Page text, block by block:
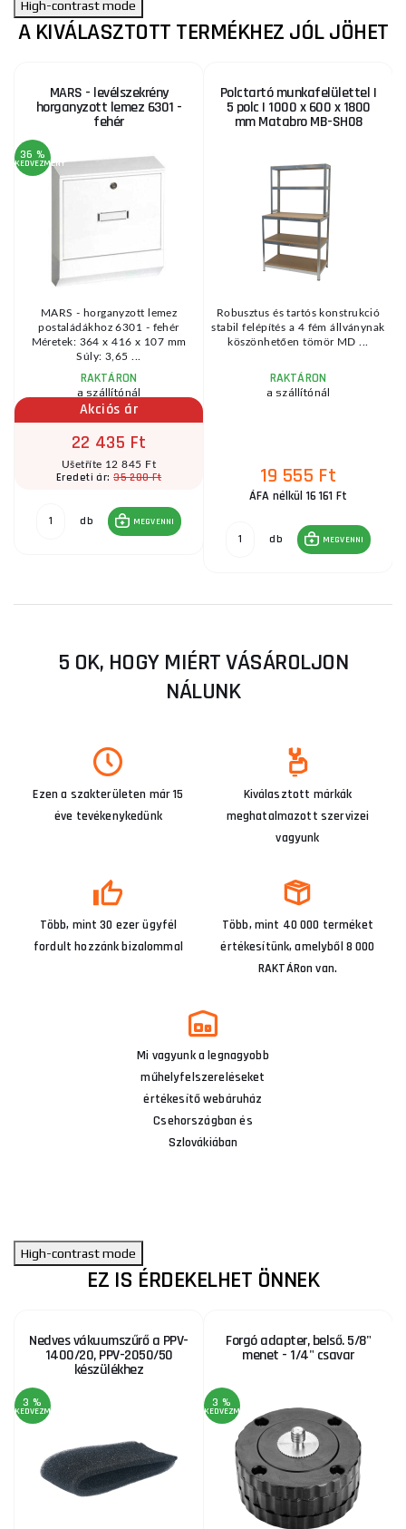
High-contrast mode
A KIVÁLASZTOTT TERMÉKHEZ JÓL JÖHET
MARS - levélszekrény
horganyzott lemez 6301 -
fehér
36 %
KEDVEZMÉNY
MARS - horganyzott lemez
postaládákhoz 6301 - fehér
Méretek: 364 x 416 x 107 mm
Súly: 3,65 ...
RAKTÁRON
a szállítónál
Akciós ár
22 435 Ft
Ušetříte 12 845 Ft
Eredeti ár:35 280 Ft
db MEGVENNI
Polctartó munkafelülettel |
5 polc | 1000 x 600 x 1800
mm Matabro MB-SH08
Robusztus és tartós konstrukció
stabil felépítés a 4 fém állványnak
köszönhetően tömör MD ...
RAKTÁRON
a szállítónál
19 555 Ft
ÁFA nélkül 16 161 Ft
db MEGVENNI
5 OK, HOGY MIÉRT VÁSÁROLJON
NÁLUNK
Ezen a szakterületen már 15
éve tevékenykedünk
Kiválasztott márkák
meghatalmazott szervizei
vagyunk
Több, mint 30 ezer ügyfél
fordult hozzánk bizalommal
Több, mint 40 000 terméket
értékesítünk, amelyből 8 000
RAKTÁRon van.
Mi vagyunk a legnagyobb
műhelyfelszereléseket
értékesítő webáruház
Csehországban és
Szlovákiában
High-contrast mode
EZ IS ÉRDEKELHET ÖNNEK
Nedves vákuumszűrő a PPV-
1400/20, PPV-2050/50
készülékhez
3 %
KEDVEZMÉNY
Forgó adapter, belső. 5/8"
menet - 1/4" csavar
3 %
KEDVEZMÉNY